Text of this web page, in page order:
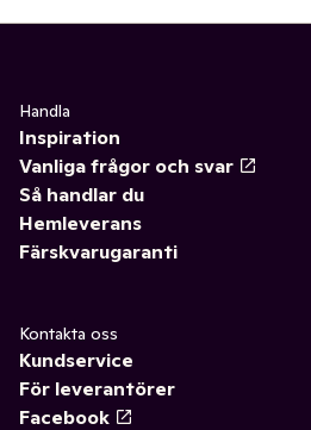
Handla
Inspiration
Vanliga frågor och svar
Så handlar du
Hemleverans
Färskvarugaranti
Kontakta oss
Kundservice
För leverantörer
Facebook